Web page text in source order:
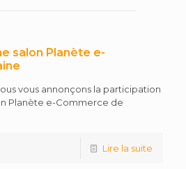
salon Planète e-
vous annonçons la participation
Planète e-Commerce de
Lire la suite